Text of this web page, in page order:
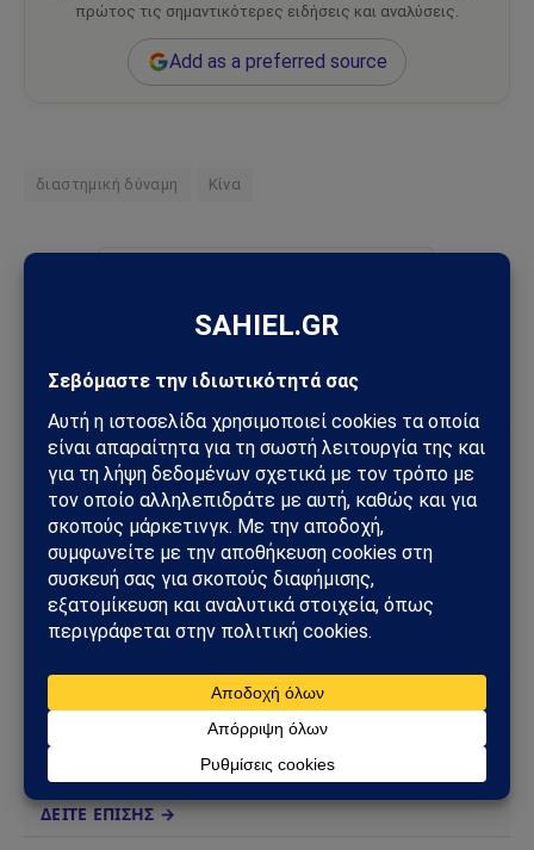
πρώτος τις σημαντικότερες ειδήσεις και αναλύσεις.
Add as a preferred source
διαστημική δύναμη Κίνα
Ακολουθήστε στο YouTube
Facebook Twitter Pinterest Tumblr
Sahiel Newsroom
Facebook
(Twitter)
Pinterest
Το Sahiel.gr είναι ανεξάρτητη ψηφιακή πύλη ενημέρωσης
ασφάλεια, τα εθνικά ζητήματα και τις διεθνείς εξελίξεις
που επηρεάζουν την Ελλάδα και τον ευρύτερο ελληνισμό.
ΔΕΙΤΕ ΕΠΙΣΗΣ →